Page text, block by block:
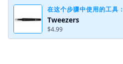
在这个步骤中使用的工具：
Tweezers
$4.99